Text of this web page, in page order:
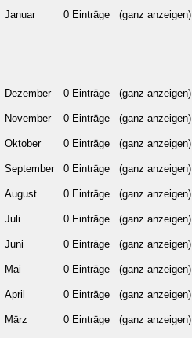
Januar 0 Einträge (ganz anzeigen)
Dezember 0 Einträge (ganz anzeigen)
November 0 Einträge (ganz anzeigen)
Oktober 0 Einträge (ganz anzeigen)
September 0 Einträge (ganz anzeigen)
August 0 Einträge (ganz anzeigen)
Juli 0 Einträge (ganz anzeigen)
Juni 0 Einträge (ganz anzeigen)
Mai 0 Einträge (ganz anzeigen)
April 0 Einträge (ganz anzeigen)
März 0 Einträge (ganz anzeigen)